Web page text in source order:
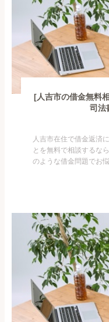
[人吉市の借金無料
司法
人吉市在住で借金返済
とを無料で相談するな
のような借金問題でお
られたくない・借金の
がありま...